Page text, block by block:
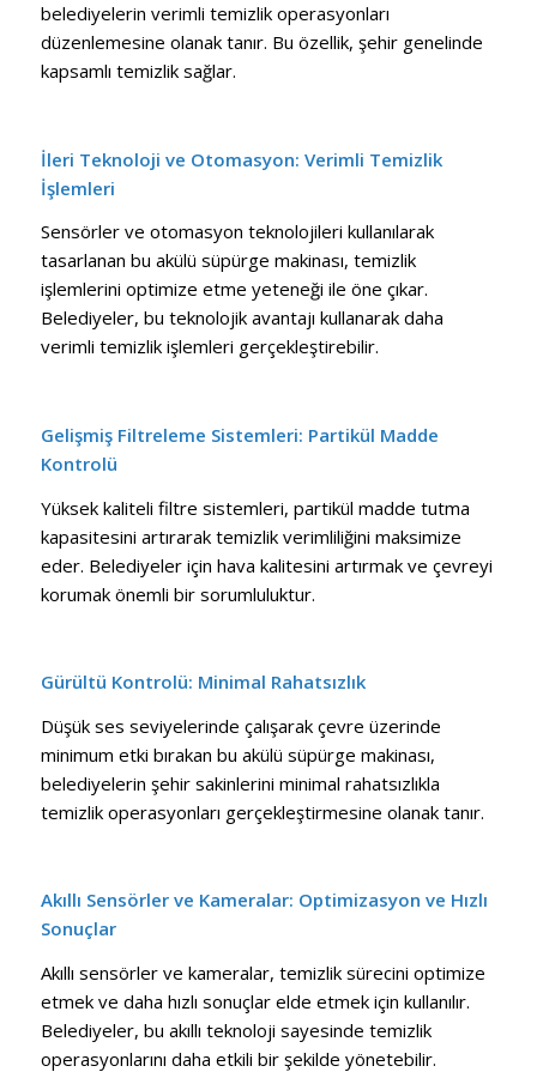
belediyelerin verimli temizlik operasyonları
düzenlemesine olanak tanır. Bu özellik, şehir genelinde
kapsamlı temizlik sağlar.
İleri Teknoloji ve Otomasyon: Verimli Temizlik
İşlemleri
Sensörler ve otomasyon teknolojileri kullanılarak
tasarlanan bu akülü süpürge makinası, temizlik
işlemlerini optimize etme yeteneği ile öne çıkar.
Belediyeler, bu teknolojik avantajı kullanarak daha
verimli temizlik işlemleri gerçekleştirebilir.
Gelişmiş Filtreleme Sistemleri: Partikül Madde
Kontrolü
Yüksek kaliteli filtre sistemleri, partikül madde tutma
kapasitesini artırarak temizlik verimliliğini maksimize
eder. Belediyeler için hava kalitesini artırmak ve çevreyi
korumak önemli bir sorumluluktur.
Gürültü Kontrolü: Minimal Rahatsızlık
Düşük ses seviyelerinde çalışarak çevre üzerinde
minimum etki bırakan bu akülü süpürge makinası,
belediyelerin şehir sakinlerini minimal rahatsızlıkla
temizlik operasyonları gerçekleştirmesine olanak tanır.
Akıllı Sensörler ve Kameralar: Optimizasyon ve Hızlı
Sonuçlar
Akıllı sensörler ve kameralar, temizlik sürecini optimize
etmek ve daha hızlı sonuçlar elde etmek için kullanılır.
Belediyeler, bu akıllı teknoloji sayesinde temizlik
operasyonlarını daha etkili bir şekilde yönetebilir.